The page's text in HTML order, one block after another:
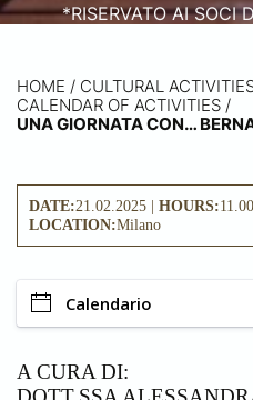
*RISERVATO AI SOCI
HOME / CULTURAL
CALENDAR OF ACTIVITIES /
UNA GIORNATA CON…
DATE:21.02.2025 | HOURS:11.00
LOCATION:Milano
Calendario
A CURA DI: